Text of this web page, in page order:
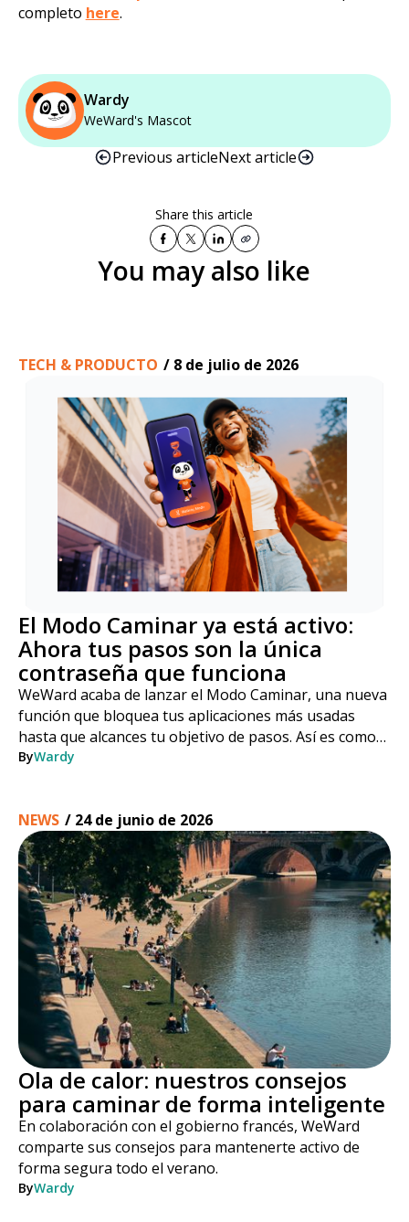
completo here.
Wardy
WeWard's Mascot
Previous articleNext article
Share this article
You may also like
TECH & PRODUCTO / 8 de julio de 2026
El Modo Caminar ya está activo:
Ahora tus pasos son la única
contraseña que funciona
WeWard acaba de lanzar el Modo Caminar, una nueva
función que bloquea tus aplicaciones más usadas
hasta que alcances tu objetivo de pasos. Así es como
funciona, paso a paso.
ByWardy
NEWS / 24 de junio de 2026
Ola de calor: nuestros consejos
para caminar de forma inteligente
En colaboración con el gobierno francés, WeWard
comparte sus consejos para mantenerte activo de
forma segura todo el verano.
ByWardy